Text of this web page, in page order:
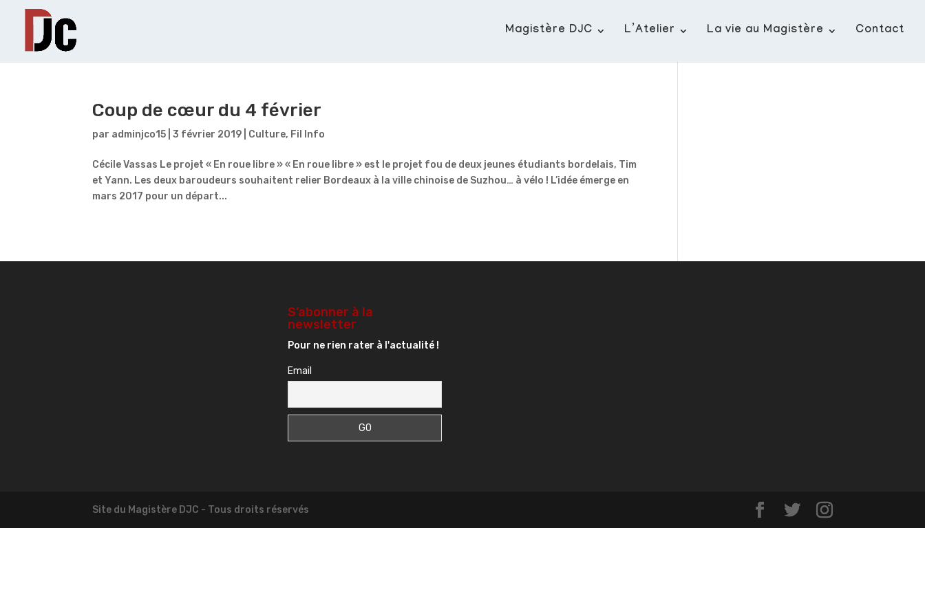
Magistère DJC L’Atelier La vie au Magistère Contact
Coup de cœur du 4 février
par adminjco15 |3 février 2019 Culture, Fil Info
Cécile Vassas Le projet « En roue libre » « En roue libre » est le projet fou de deux jeunes étudiants bordelais, Tim
et Yann. Les deux baroudeurs souhaitent relier Bordeaux à la ville chinoise de Suzhou… à vélo ! L’idée émerge en
mars 2017 pour un départ...
S’abonner à la
newsletter
Pour ne rien rater à l'actualité !
Email
Site du Magistère DJC - Tous droits réservés